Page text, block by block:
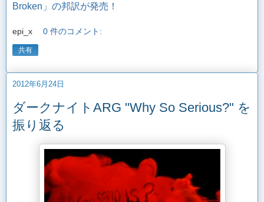
Broken」の邦訳が発売！
epi_x 0 件のコメント:
共有
2012年6月24日
ダークナイトARG "Why So Serious?" を
振り返る